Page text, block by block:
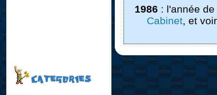
1986 : l'année
Cabinet, et
CATEGORIES